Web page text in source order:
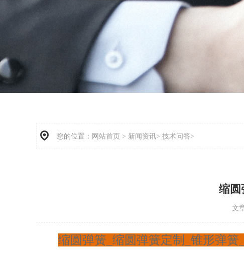
您的位置： 网站首页 > 新闻资讯> 技术问答>
缩圆
文
缩圆弹簧_缩圆弹簧定制_锥形弹簧